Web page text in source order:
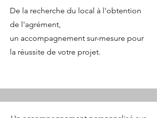
De la recherche du local à l'obtention
de l'agrément,
un accompagnement sur-mesure pour
la réussite de votre projet.